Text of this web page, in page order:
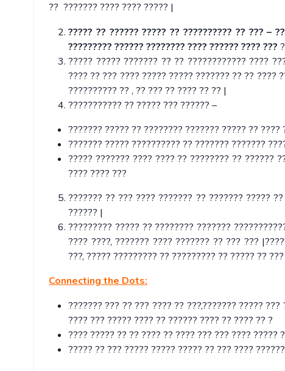
?? ??????? ???? ???? ????? |
????? ?? ?????? ????? ?? ?????????? ?? ??? –
????????? ?????? ???????? ???? ?????? ???? ???
????? ????? ??????? ?? ?? ???????????? ????
???? ?? ??? ???? ????? ????? ??????? ?? ?? ????
?????????? ?? , ?? ??? ?? ???? ?? ?? |
??????????? ?? ????? ??? ?????? –
??????? ????? ?? ???????? ??????? ????? ?? ????
??????? ????? ?????????? ?? ??????? ???????
????? ??????? ???? ???? ?? ???????? ?? ??????
???? ???? ???
??????? ?? ??? ???? ??????? ?? ??????? ?????
?????? |
????????? ????? ?? ???????? ???????
???? ????, ??????? ???? ??????? ?? ??? ???
???, ????? ????????? ?? ????????? ?? ????? ??
Connecting the Dots:
??????? ??? ?? ??? ???? ?? ???,??????? ?????
???? ??? ????? ???? ?? ?????? ???? ?? ???? ?? ?
???? ????? ?? ?? ???? ?? ???? ??? ??? ???? ?????
????? ?? ??? ????? ????? ????? ?? ??? ????